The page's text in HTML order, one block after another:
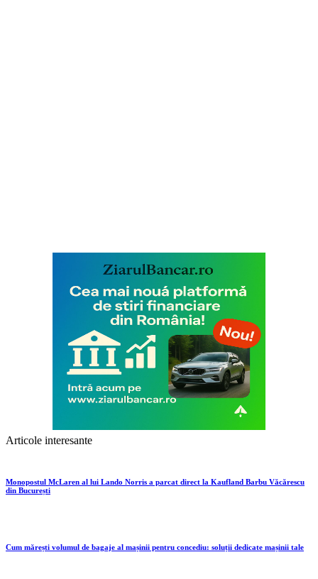
Articole interesante
Monopostul McLaren al lui Lando Norris a parcat direct la Kaufland Barbu Văcărescu
din București
Cum mărești volumul de bagaje al mașinii pentru concediu: soluții dedicate mașinii tale